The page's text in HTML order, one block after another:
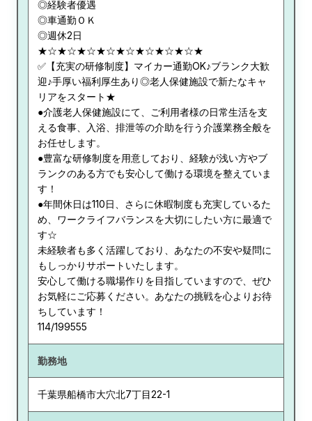
◎経験者優遇
◎車通勤ＯＫ
◎週休2日
★☆★☆★☆★☆★☆★☆★☆★☆★
✅【充実の研修制度】マイカー通勤OK♪ブランク大歓
迎♪手厚い福利厚生あり◎老人保健施設で新たなキャ
リアをスタート★
●介護老人保健施設にて、ご利用者様の日常生活を支
える食事、入浴、排泄等の介助を行う介護業務全般を
お任せします。
●豊富な研修制度を用意しており、経験が浅い方やブ
ランクのある方でも安心して働ける環境を整えていま
す！
●年間休日は110日、さらに休暇制度も充実しているた
め、ワークライフバランスを大切にしたい方に最適で
す☆
未経験者も多く活躍しており、あなたの不安や疑問に
もしっかりサポートいたします。
安心して働ける職場作りを目指していますので、ぜひ
お気軽にご応募ください。あなたの挑戦を心よりお待
ちしています！
114/199555
勤務地
千葉県船橋市大穴北7丁目22-1